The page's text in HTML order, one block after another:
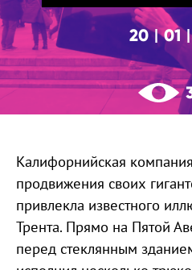
20|01|
Калифорнийская
продвижения своих
привлекла известного
Трента. Прямо на Пятой
перед стеклянным